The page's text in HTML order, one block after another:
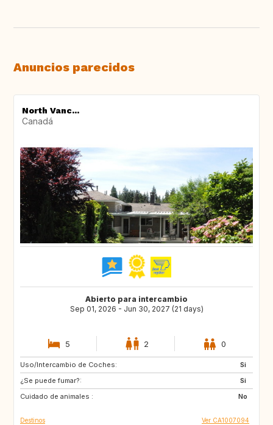
Anuncios parecidos
North Vanc...
Canadá
Abierto para intercambio
Sep 01, 2026 - Jun 30, 2027 (21 days)
5 2 0
Uso/Intercambio de Coches:
Si
¿Se puede fumar?:
Si
Cuidado de animales :
No
CA
Destinos Ver CA1007094